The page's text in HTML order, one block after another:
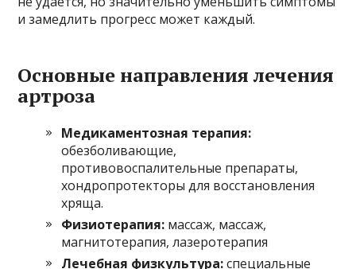
и замедлить прогресс может каждый.
Основные направления лечения
артроза
Медикаментозная терапия:
обезболивающие,
противовоспалительные препараты,
хондропротекторы для восстановления
хряща.
Физиотерапия: массаж, массаж,
магнитотерапия, лазеротерапия
Лечебная физкультура:специальные